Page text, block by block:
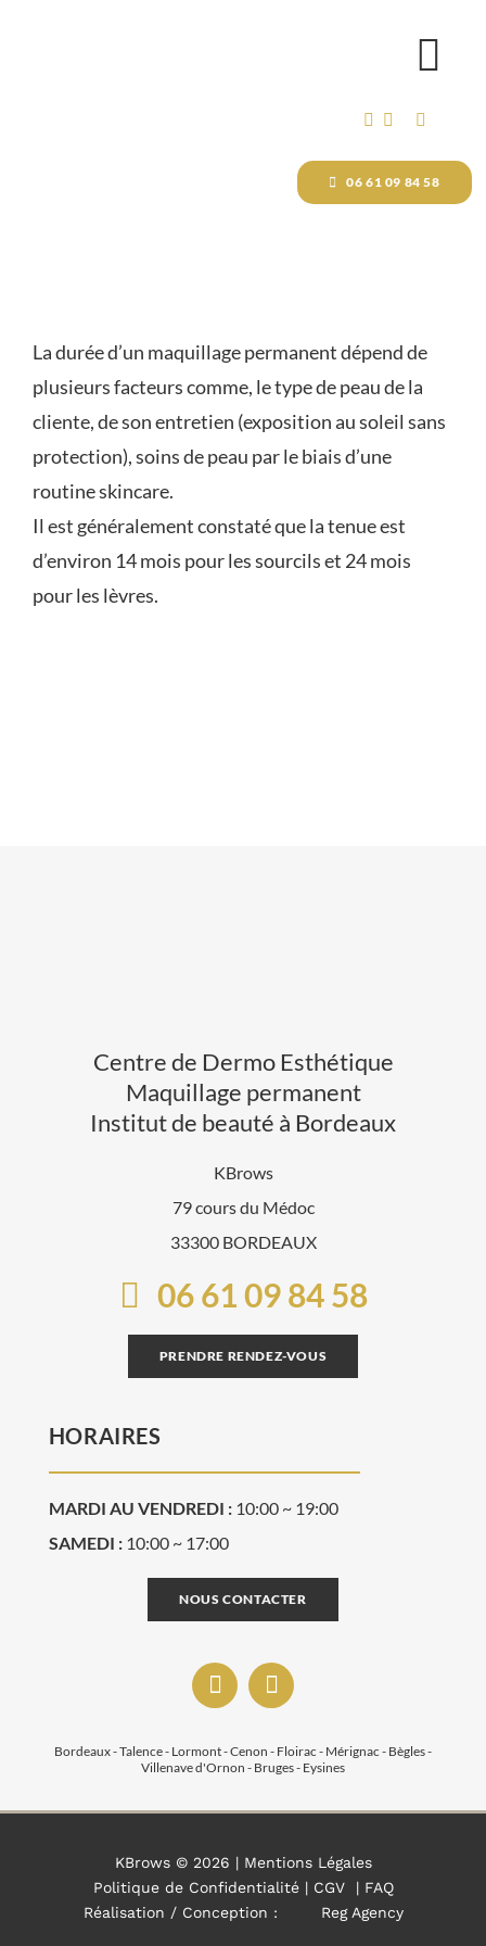
ACCUEIL
FORMATIONS
BOUTIQUE EN LIGNE
FAQ
06 61 09 84 58
La durée d’un maquillage permanent dépend de
plusieurs facteurs comme, le type de peau de la
cliente, de son entretien (exposition au soleil sans
protection), soins de peau par le biais d’une
routine skincare.
Il est généralement constaté que la tenue est
d’environ 14 mois pour les sourcils et 24 mois
pour les lèvres.
Centre de Dermo Esthétique
Maquillage permanent
Institut de beauté à Bordeaux
KBrows
79 cours du Médoc
33300 BORDEAUX
06 61 09 84 58
PRENDRE RENDEZ-VOUS
HORAIRES
MARDI AU VENDREDI : 10:00 ~ 19:00
SAMEDI : 10:00 ~ 17:00
NOUS CONTACTER
Bordeaux - Talence - Lormont - Cenon - Floirac - Mérignac - Bègles -
Villenave d'Ornon - Bruges - Eysines
KBrows © 2026 | Mentions Légales
Politique de Confidentialité| CGV| FAQ
Réalisation / Conception :
Reg Agency